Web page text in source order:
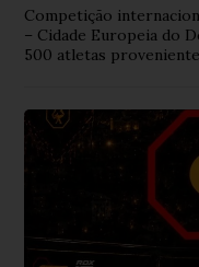
Competição
– Cidade Europeia do
500 atletas